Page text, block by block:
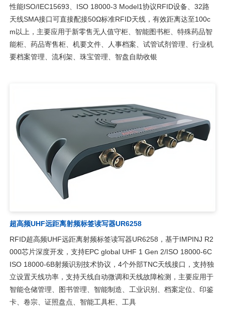
性能ISO/IEC15693、ISO 18000-3 Model1协议RFID设备、32路
天线SMA接口可直接配接50Ω标准RFID天线，有效距离达至100c
m以上，主要应用于新零售无人值守柜、智能图书柜、特殊药品智
能柜、药品寄售柜、机要文件、人事档案、试管试剂管理、行业机
要档案管理、流利架、珠宝管理、智盘自助收银
超高频UHF远距离射频标签读写器UR6258
RFID超高频UHF远距离射频标签读写器UR6258，基于IMPINJ R2
000芯片深度开发，支持EPC global UHF 1 Gen 2/ISO 18000-6C
ISO 18000-6B射频识别技术协议，4个外部TNC天线接口，支持独
立设置天线功率，支持天线自动微调和天线故障检测，主要应用于
智能仓储管理、图书管理、智能制造、工业识别、档案定位、印鉴
卡、卷宗、证照盘点、智能工具柜、工具